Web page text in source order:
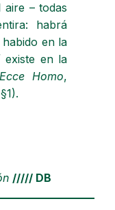
aire – todas
habrá
en la
en la
Ecce Homo,
///// DB